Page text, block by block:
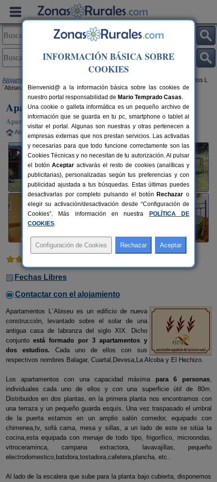
Alojamientos
> Apartamentos L
´Abiseu
Apartamentos L´Abiseu
Apartamentos Rurales en Caboalles de Abajo (León)
Alquiler completo 100 km de León
Fechas Libres
Contactar con el alojamiento
Apartamentos L´Abiseu es un edificio de nueva
construcción, levantado sobre el solar de una
antigua casa de labranza del siglo XIX. Dicho
conjuntoestá formado por 3 apartamentos y
dos estudios. Cada uno de ellos con sus
respectivos nombres Balagar, Cuartal,Devesa,La Alcoba y El Hechizo.
Los apartamentos con una capacidad máxima para 6 personas,
individuales cada uno de ellos y con una superficie útil de 80m.
Distribuidos en dos plantas, en la primera planta nos encontramos con
una terraza y un pequeño guarda esquís. Una vez traspasado el umbral
de la puerta estamos en un amplio salón comedor, equipado con
chimenea,tv, sofá cama, mesa y sillas, a un lado de este se sitúa la
cocina,esta equipada con menaje de todo tipo, frigorifico, microondas,
vitroceraminca, campana extractora, lavavajillas, pequeño
electrodomestico,batidora,tostadora,cafetera,plancha, etc..
Al lado de la escalera que sube para la planta bajo cubierta, disponemos
INFORMACIÓN BÁSICA SOBRE
COOKIES
Bienvenid@ a la información básica sobre las cookies de
nuestro portal responsabilidad de Mario Temprado Casas.
Una cookie o galleta informática es un pequeño archivo de
información que se guarda en tu pc, smartphone o tablet al
visitar el portal. Algunas son nuestras y otras pertenecen a
empresas externas que nos prestan servicios. Las activadas
y necesarias para que todo funcione correctamente son las
Cookies Técnicas y no necesitan de tu autorización. Al pulsar
el botónAceptar activarás el resto de cookies (analíticas y
publicitarias), personalizadas según tus preferencias y con
publicidad ajustada a tus búsquedas. Estas últimas puedes
desactivarlas por completo pulsando el botón Rechazar o
elegir su activación/desactivación desde “Configuración de
Cookies”. Más información en nuestra
POLÍTICA DE
COOKIES.